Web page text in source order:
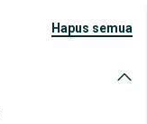
hapus semua